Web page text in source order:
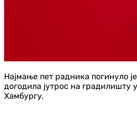
Најмање пет радника погинуло
догодила јутрос на градилишту
Хамбургу.